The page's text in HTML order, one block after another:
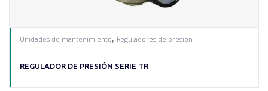
Unidades de mantenimiento, Reguladores de presión
REGULADOR DE PRESIÓN SERIE TR